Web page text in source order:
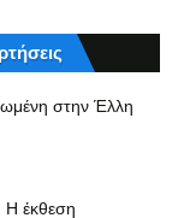
στην Έλλη
Η έκθεση